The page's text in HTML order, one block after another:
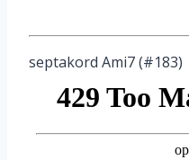
septakord Ami7 (#183)